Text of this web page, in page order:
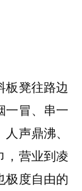
板凳往路边
一冒、串一
声鼎沸、
，营业到凌
极度自由的